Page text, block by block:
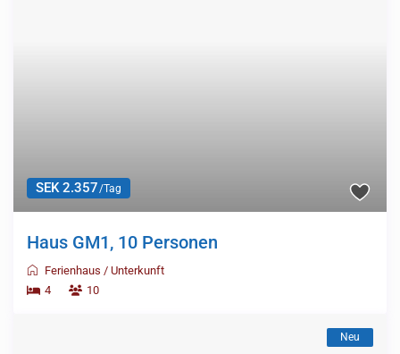
SEK 2.357/Tag
Haus GM1, 10 Personen
Ferienhaus /Unterkunft
4
10
Neu